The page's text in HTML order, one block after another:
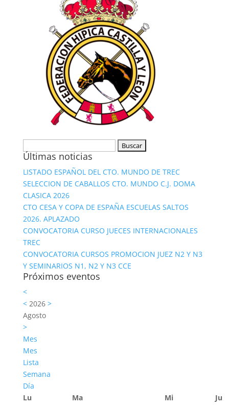
Últimas noticias
LISTADO ESPAÑOL DEL CTO. MUNDO DE TREC
SELECCION DE CABALLOS CTO. MUNDO C.J. DOMA
CLASICA 2026
CTO CESA Y COPA DE ESPAÑA ESCUELAS SALTOS
2026. APLAZADO
CONVOCATORIA CURSO JUECES INTERNACIONALES
TREC
CONVOCATORIA CURSOS PROMOCION JUEZ N2 Y N3
Y SEMINARIOS N1, N2 Y N3 CCE
Próximos eventos
<
<2026 >
Agosto
>
Mes
Mes
Lista
Semana
Día
Lu
Ma Mi Ju